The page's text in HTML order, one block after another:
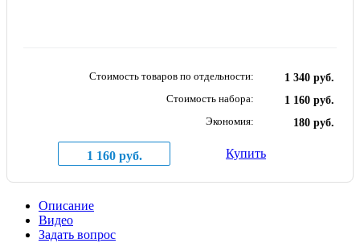
Стоимость товаров по отдельности:
1 340 руб.
Стоимость набора:
1 160 руб.
Экономия:
180 руб.
1 160 руб. Купить
Описание
Видео
Задать вопрос